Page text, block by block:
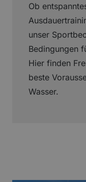
Ob
unser
Bedingungen
Hier finden
beste
Wasser.